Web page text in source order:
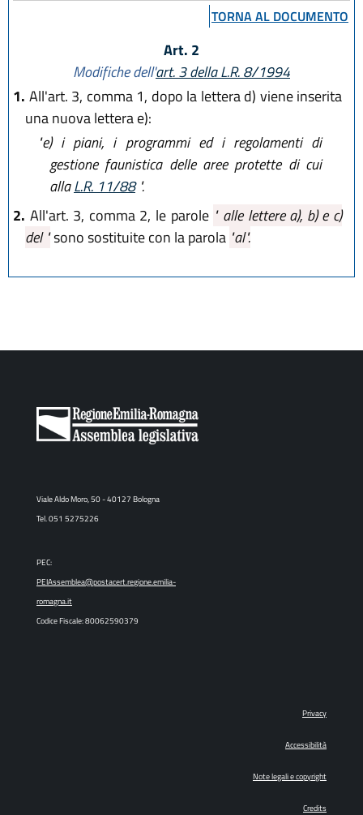
41, 43, 44, 44 bis, 45, 45 bis, 46,
48, 50, 51, 52, 53, 54, 55, 56,
59, 60, 61, 62, 64, rubrica
dell'art. 27 e rubrica del Capo V
del Titolo I, e note alla legge, della
L.R. 15 febbraio 1994 n. 8
)
TORNA AL DOCUMENTO
Art. 2
Modifiche dell'art. 3 della L.R. 8/1994
1. All'art. 3, comma 1, dopo la lettera d) viene inserita
una nuova lettera e):
"e)i piani, i programmi ed i regolamenti di
gestione faunistica delle aree protette di cui
allaL.R. 11/88".
2. All'art. 3, comma 2, le parole " alle lettere a), b) e c)
del "sono sostituite con la parola "al".
Viale Aldo Moro, 50 - 40127 Bologna
Tel. 051 5275226
PEC:
PEIAssemblea@postacert.regione.emilia-
romagna.it
Codice Fiscale: 80062590379
Privacy
Accessibilità
Note legali e copyright
Credits